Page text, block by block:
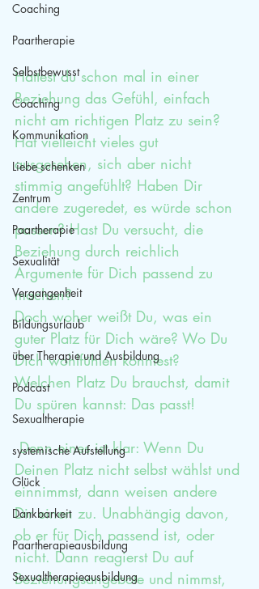
Coaching
Paartherapie
Selbstbewusst
Coaching
Kommunikation
Liebe schenken
Zentrum
Paartherapie
Sexualität
Vergangenheit
Bildungsurlaub
über Therapie und Ausbildung
Podcast
Sexualtherapie
systemische Aufstellung
Glück
Dankbarkeit
Paartherapieausbildung
Sexualtherapieausbildung
Hattest du schon mal in einer
Beziehung das Gefühl, einfach
nicht am richtigen Platz zu sein?
Hat vielleicht vieles gut
ausgesehen, sich aber nicht
stimmig angefühlt? Haben Dir
andere zugeredet, es würde schon
passen? Hast Du versucht, die
Beziehung durch reichlich
Argumente für Dich passend zu
machen?
Doch woher weißt Du, was ein
guter Platz für Dich wäre? Wo Du
Dich wohlfühlen könntest?
Welchen Platz Du brauchst, damit
Du spüren kannst: Das passt!
Denn eines ist klar: Wenn Du
Deinen Platz nicht selbst wählst und
einnimmst, dann weisen andere
Dir einen zu. Unabhängig davon,
ob er für Dich passend ist, oder
nicht. Dann reagierst Du auf
Beziehungsangebote und nimmst,